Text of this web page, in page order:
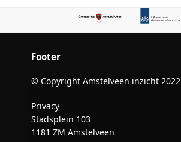
Footer
© Copyright Amstelveen inzicht 2022
Privacy
Stadsplein 103
1181 ZM Amstelveen